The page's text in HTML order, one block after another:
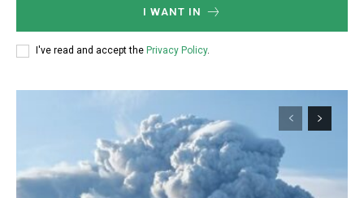
I WANT IN
I've read and accept the Privacy Policy.